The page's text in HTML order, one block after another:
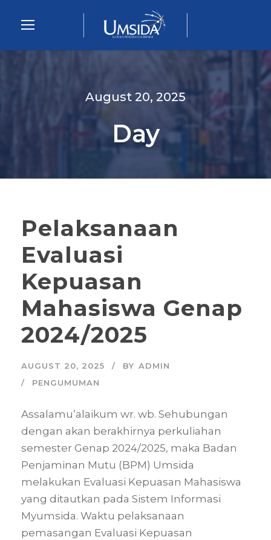
August 20, 2025
Day
Pelaksanaan
Evaluasi
Kepuasan
Mahasiswa Genap
2024/2025
AUGUST 20, 2025 BY ADMIN
PENGUMUMAN
Assalamu’alaikum wr. wb. Sehubungan
dengan akan berakhirnya perkuliahan
semester Genap 2024/2025, maka Badan
Penjaminan Mutu (BPM) Umsida
melakukan Evaluasi Kepuasan Mahasiswa
yang ditautkan pada Sistem Informasi
Myumsida. Waktu pelaksanaan
pemasangan Evaluasi Kepuasan